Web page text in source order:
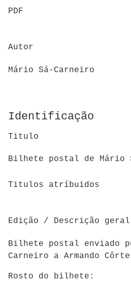
PDF
Autor
Mário Sá-Carneiro
Identificação
Titulo
Bilhete postal de Mário
Titulos atríbuidos
Edição / Descrição geral
Bilhete postal enviado
Carneiro a Armando
Rosto do bilhete: